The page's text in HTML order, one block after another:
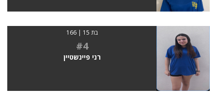
בת 15 | 166
#4
רני פיינשטיין